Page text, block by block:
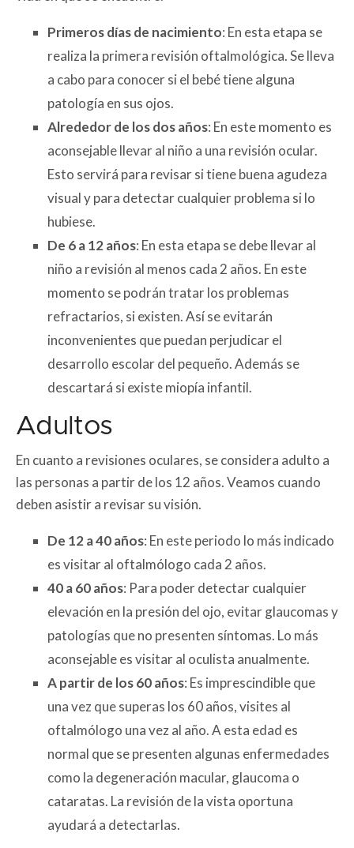
Primeros días de nacimiento: En esta etapa se
realiza la primera revisión oftalmológica. Se lleva
a cabo para conocer si el bebé tiene alguna
patología en sus ojos.
Alrededor de los dos años: En este momento es
aconsejable llevar al niño a una revisión ocular.
Esto servirá para revisar si tiene buena agudeza
visual y para detectar cualquier problema si lo
hubiese.
De 6 a 12 años: En esta etapa se debe llevar al
niño a revisión al menos cada 2 años. En este
momento se podrán tratar los problemas
refractarios, si existen. Así se evitarán
inconvenientes que puedan perjudicar el
desarrollo escolar del pequeño. Además se
descartará si existe miopía infantil.
Adultos
En cuanto a revisiones oculares, se considera adulto a
las personas a partir de los 12 años. Veamos cuando
deben asistir a revisar su visión.
De 12 a 40 años: En este periodo lo más indicado
es visitar al oftalmólogo cada 2 años.
40 a 60 años: Para poder detectar cualquier
elevación en la presión del ojo, evitar glaucomas y
patologías que no presenten síntomas. Lo más
aconsejable es visitar al oculista anualmente.
A partir de los 60 años: Es imprescindible que
una vez que superas los 60 años, visites al
oftalmólogo una vez al año. A esta edad es
normal que se presenten algunas enfermedades
como la degeneración macular, glaucoma o
cataratas. La revisión de la vista oportuna
ayudará a detectarlas.